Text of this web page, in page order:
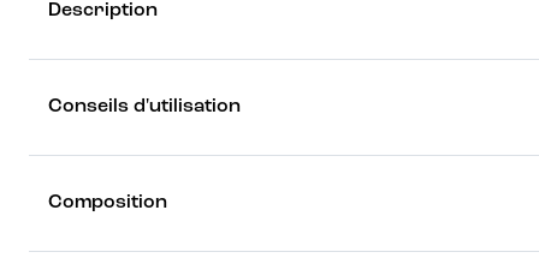
rêver !
Découvrez les récompenses
Description
Conseils d'utilisation
Composition